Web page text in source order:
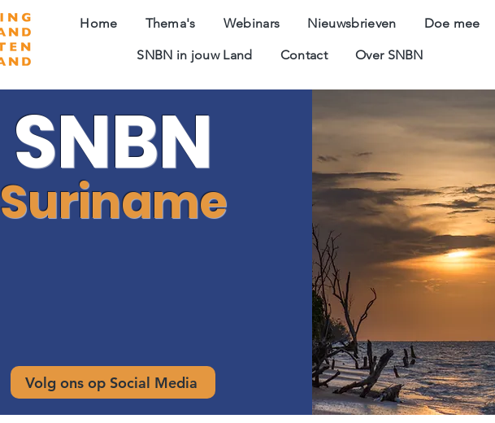
Home Thema's Webinars Nieuwsbrieven Doe mee
SNBN in jouw Land Contact Over SNBN
Suriname
SNBN
Volg ons op Social Media